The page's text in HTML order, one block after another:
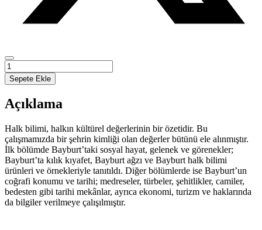
BAYBURT
HALK
BİLİMİ
Sepete Ekle
Açıklama
Halk bilimi, halkın kültürel değerlerinin bir özetidir. Bu
çalışmamızda bir şehrin kimliği olan değerler bütünü ele alınmıştır.
İlk bölümde Bayburt’taki sosyal hayat, gelenek ve görenekler;
Bayburt’ta kılık kıyafet, Bayburt ağzı ve Bayburt halk bilimi
ürünleri ve örnekleriyle tanıtıldı. Diğer bölümlerde ise Bayburt’un
coğrafi konumu ve tarihi; medreseler, türbeler, şehitlikler, camiler,
bedesten gibi tarihi mekânlar, ayrıca ekonomi, turizm ve haklarında
da bilgiler verilmeye çalışılmıştır.